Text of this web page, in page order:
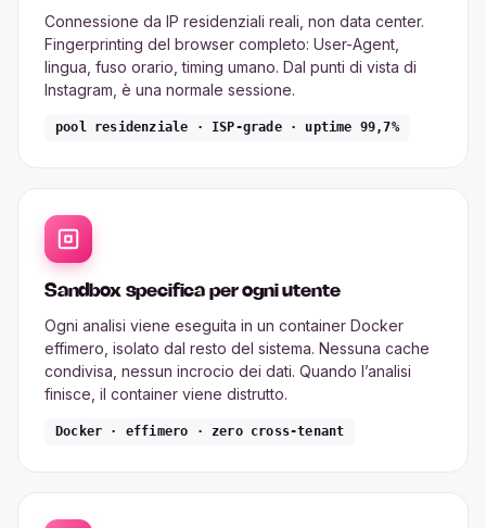
Connessione da IP residenziali reali, non data center.
Fingerprinting del browser completo: User-Agent,
lingua, fuso orario, timing umano. Dal punti di vista di
Instagram, è una normale sessione.
pool residenziale · ISP-grade · uptime 99,7%
Sandbox specifica per ogni utente
Ogni analisi viene eseguita in un container Docker
effimero, isolato dal resto del sistema. Nessuna cache
condivisa, nessun incrocio dei dati. Quando l’analisi
finisce, il container viene distrutto.
Docker · effimero · zero cross-tenant